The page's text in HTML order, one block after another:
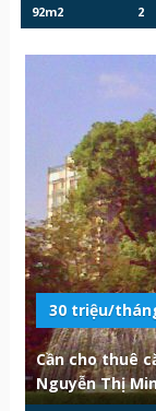
92m2
2
30 triệu/
Cần cho thuê
Nguyễn Thị